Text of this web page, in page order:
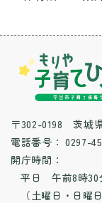
〒302-0198 茨城
電話番号： 0297-
開庁時間：
平日 午前8時30
（土曜日・日曜